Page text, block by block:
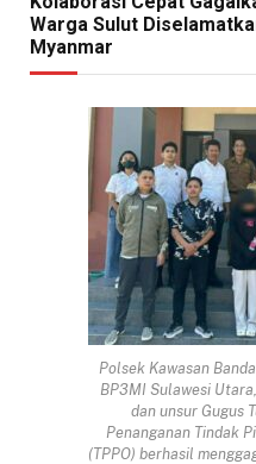
Warga Sulut
Myanmar
Polsek Kawasan
BP3MI Sulawesi
dan unsur Gugus
Penanganan Tindak
(TPPO) berhasil